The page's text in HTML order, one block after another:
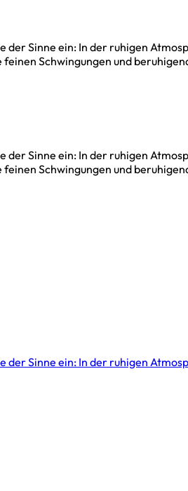
der Sinne ein: In der ruhigen
Schwingungen und
der Sinne ein: In der ruhigen
Schwingungen und
der Sinne ein: In der ruhigen